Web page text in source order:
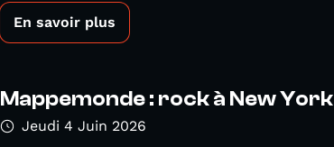
En savoir plus
Mappemonde : rock à New York
Jeudi 4 Juin 2026